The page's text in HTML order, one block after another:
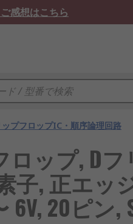
感想はこちら
ップフロップIC・順序論理回路
ロップ, D
子, 正エッ
6V, 20ピン,